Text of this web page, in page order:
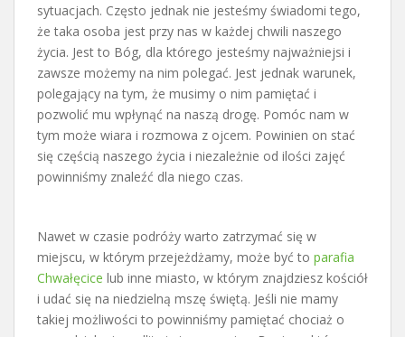
sytuacjach. Często jednak nie jesteśmy świadomi tego,
że taka osoba jest przy nas w każdej chwili naszego
życia. Jest to Bóg, dla którego jesteśmy najważniejsi i
zawsze możemy na nim polegać. Jest jednak warunek,
polegający na tym, że musimy o nim pamiętać i
pozwolić mu wpłynąć na naszą drogę. Pomóc nam w
tym może wiara i rozmowa z ojcem. Powinien on stać
się częścią naszego życia i niezależnie od ilości zajęć
powinniśmy znaleźć dla niego czas.
Nawet w czasie podróży warto zatrzymać się w
miejscu, w którym przejeżdżamy, może być to parafia
Chwałęcice lub inne miasto, w którym znajdziesz kościół
i udać się na niedzielną mszę świętą. Jeśli nie mamy
takiej możliwości to powinniśmy pamiętać chociaż o